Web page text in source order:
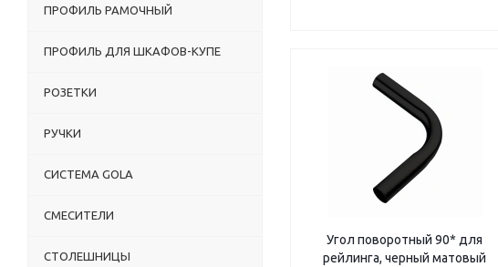
Угол поворотный 90* для
рейлинга, черный матовый
ПРОФИЛЬ РАМОЧНЫЙ
ПРОФИЛЬ ДЛЯ ШКАФОВ-КУПЕ
РОЗЕТКИ
РУЧКИ
СИСТЕМА GOLA
СМЕСИТЕЛИ
СТОЛЕШНИЦЫ